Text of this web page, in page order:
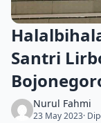
Santri
Nurul Fahmi
23 May 2023·